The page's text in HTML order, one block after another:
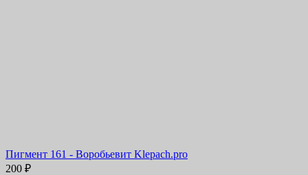
Пигмент 161 - Воробьевит Klepach.pro
200 ₽